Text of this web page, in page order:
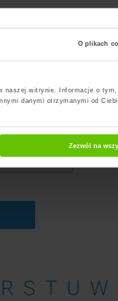
O plikach
naszej witrynie. Informacje o
danymi otrzymanymi od
Zezwól na
R S T U W